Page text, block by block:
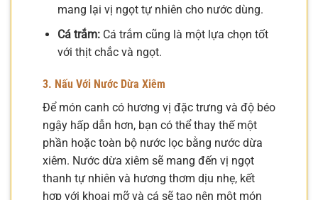
mang lại vị ngọt tự nhiên cho nước dùng.
Cá trắm:Cá trắm cũng là một lựa chọn tốt
với thịt chắc và ngọt.
3. Nấu Với Nước Dừa Xiêm
Để món canh có hương vị đặc trưng và độ béo
ngậy hấp dẫn hơn, bạn có thể thay thế một
phần hoặc toàn bộ nước lọc bằng nước dừa
xiêm. Nước dừa xiêm sẽ mang đến vị ngọt
thanh tự nhiên và hương thơm dịu nhẹ, kết
hợp với khoai mỡ và cá sẽ tạo nên một món